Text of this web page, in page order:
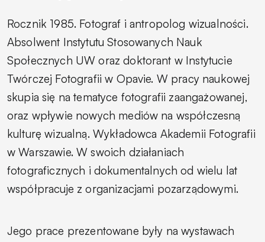
Rocznik 1985. Fotograf i antropolog wizualności.
Absolwent Instytutu Stosowanych Nauk
Społecznych UW oraz doktorant w Instytucie
Twórczej Fotografii w Opavie. W pracy naukowej
skupia się na tematyce fotografii zaangażowanej,
oraz wpływie nowych mediów na współczesną
kulturę wizualną. Wykładowca Akademii Fotografii
w Warszawie. W swoich działaniach
fotograficznych i dokumentalnych od wielu lat
współpracuje z organizacjami pozarządowymi.
Jego prace prezentowane były na wystawach